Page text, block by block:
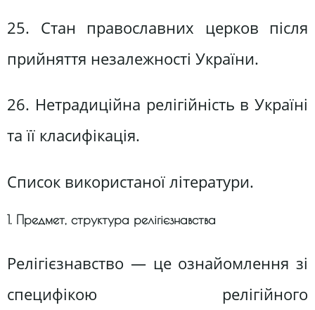
25. Стан православних церков після
прийняття незалежності України.
26. Нетрадиційна релігійність в Україні
та її класифікація.
Список використаної літератури.
1. Предмет, структура релігієзнавства
Релігієзнавство — це ознайомлення зі
специфікою релігійного